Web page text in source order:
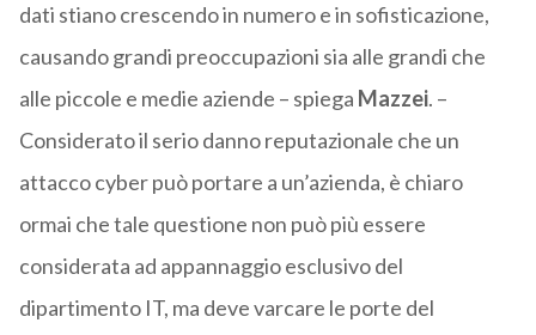
dati stiano crescendo in numero e in sofisticazione,
causando grandi preoccupazioni sia alle grandi che
alle piccole e medie aziende – spiega Mazzei. –
Considerato il serio danno reputazionale che un
attacco cyber può portare a un’azienda, è chiaro
ormai che tale questione non può più essere
considerata ad appannaggio esclusivo del
dipartimento IT, ma deve varcare le porte del